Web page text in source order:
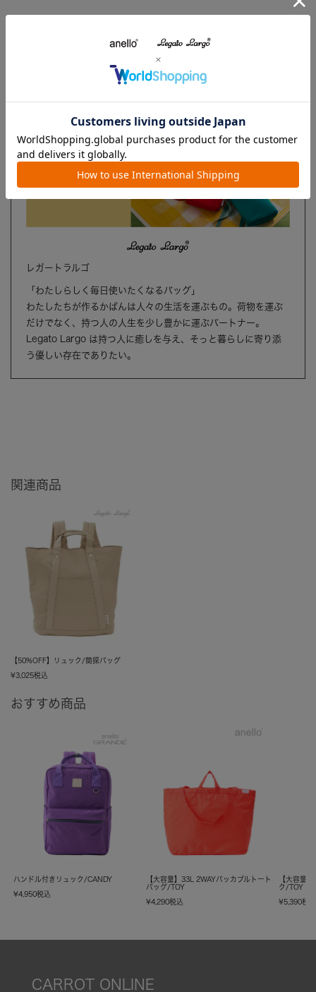
レガートラルゴ
「わたしらしく毎日使いたくなるバッグ」
わたしたちが作るかばんは人々の生活を運ぶもの。荷物を運ぶ
だけでなく、持つ人の人生を少し豊かに運ぶパートナー。
Legato Largo は持つ人に癒しを与え、そっと暮らしに寄り添
う優しい存在でありたい。
関連商品
【50%OFF】リュック/簡探バッグ
¥3,025税込
おすすめ商品
ハンドル付きリュック/CANDY
¥4,950税込
【大容量】33L 2WAYパッカブルトート
バッグ/TOY
¥4,290税込
【大容量
ク/TOY
¥5,390税込
CARROT ONLINE